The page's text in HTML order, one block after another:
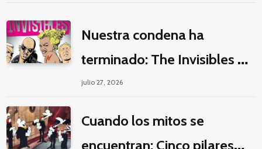
Nuestra condena ha
terminado: The Invisibles y
la guerra por la imaginación
julio 27, 2026
Cuando los mitos se
encuentran: Cinco pilares